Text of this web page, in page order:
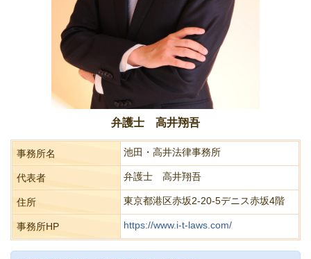
弁護士 高井翔吾
事務所名 池田・高井法律事務所
代表者 弁護士 高井翔吾
住所 東京都港区赤坂2-20-5デニス赤坂4階
事務所HP https://www.i-t-laws.com/